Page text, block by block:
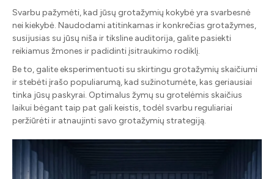
Svarbu pažymėti, kad jūsų grotažymių kokybė yra svarbesnė
nei kiekybė. Naudodami atitinkamas ir konkrečias grotažymes,
susijusias su jūsų niša ir tiksline auditorija, galite pasiekti
reikiamus žmones ir padidinti įsitraukimo rodiklį.
Be to, galite eksperimentuoti su skirtingu grotažymių skaičiumi
ir stebėti įrašo populiarumą, kad sužinotumėte, kas geriausiai
tinka jūsų paskyrai. Optimalus žymų su grotelėmis skaičius
laikui bėgant taip pat gali keistis, todėl svarbu reguliariai
peržiūrėti ir atnaujinti savo grotažymių strategiją.